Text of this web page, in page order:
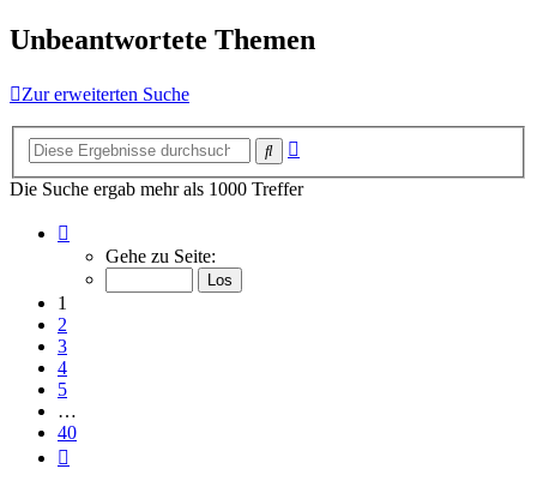
Unbeantwortete Themen
Zur erweiterten Suche
Suche
Die Suche ergab mehr als 1000 Treffer
von
Gehe zu Seite:
1
2
3
4
5
…
40